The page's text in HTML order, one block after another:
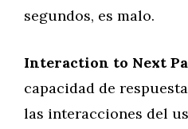
segundos, es malo.
Interaction to Next
capacidad de
las interacciones del